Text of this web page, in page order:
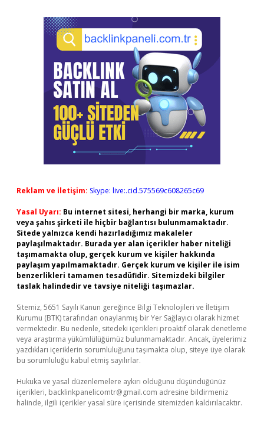
Reklam ve İletişim: Skype: live:.cid.575569c608265c69
Yasal Uyarı: Bu internet sitesi, herhangi bir marka, kurum
veya şahıs şirketi ile hiçbir bağlantısı bulunmamaktadır.
Sitede yalnızca kendi hazırladığımız makaleler
paylaşılmaktadır. Burada yer alan içerikler haber niteliği
taşımamakta olup, gerçek kurum ve kişiler hakkında
paylaşım yapılmamaktadır. Gerçek kurum ve kişiler ile isim
benzerlikleri tamamen tesadüfidir. Sitemizdeki bilgiler
taslak halindedir ve tavsiye niteliği taşımazlar.
Sitemiz, 5651 Sayılı Kanun gereğince Bilgi Teknolojileri ve İletişim
Kurumu (BTK) tarafından onaylanmış bir Yer Sağlayıcı olarak hizmet
vermektedir. Bu nedenle, sitedeki içerikleri proaktif olarak denetleme
veya araştırma yükümlülüğümüz bulunmamaktadır. Ancak, üyelerimiz
yazdıkları içeriklerin sorumluluğunu taşımakta olup, siteye üye olarak
bu sorumluluğu kabul etmiş sayılırlar.
Hukuka ve yasal düzenlemelere aykırı olduğunu düşündüğünüz
içerikleri, backlinkpanelicomtr@gmail.com adresine bildirmeniz
halinde, ilgili içerikler yasal süre içerisinde sitemizden kaldırılacaktır.